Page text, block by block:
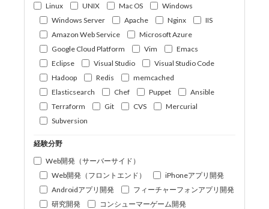
Linux
UNIX Mac OS
Windows
Windows Server
Apache Nginx
IIS
Amazon Web Service
Microsoft Azure
Google Cloud Platform
Vim
Emacs
Eclipse
Visual Studio
Visual Studio Code
Hadoop
Redis
memcached
Elasticsearch
Chef Puppet
Ansible
Terraform
Git CVS
Mercurial
Subversion
経験分野
Web開発（サーバーサイド）
Web開発（フロントエンド）
iPhoneアプリ開発
Androidアプリ開発
フィーチャーフォンアプリ開発
研究開発
コンシューマーゲーム開発